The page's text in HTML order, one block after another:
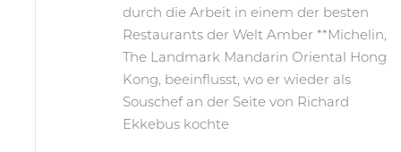
durch die Arbeit in einem der besten
Restaurants der Welt Amber **Michelin,
The Landmark Mandarin Oriental Hong
Kong, beeinflusst, wo er wieder als
Souschef an der Seite von Richard
Ekkebus kochte